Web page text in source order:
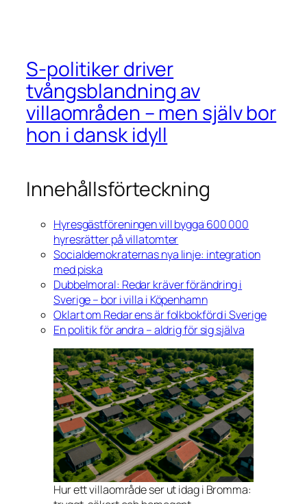
S-politiker driver
tvångsblandning av
villaområden – men själv bor
hon i dansk idyll
Innehållsförteckning
Hyresgästföreningen vill bygga 600 000
hyresrätter på villatomter
Socialdemokraternas nya linje: integration
med piska
Dubbelmoral: Redar kräver förändring i
Sverige – bor i villa i Köpenhamn
Oklart om Redar ens är folkbokförd i Sverige
En politik för andra – aldrig för sig själva
Hur ett villaområde ser ut idag i Bromma: